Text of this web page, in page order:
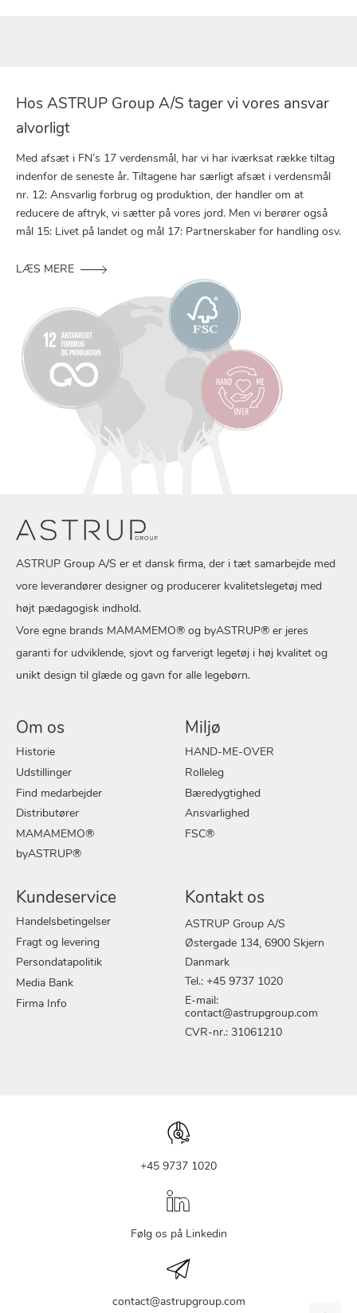
Hos ASTRUP Group A/S tager vi vores ansvar
alvorligt
Med afsæt i FN’s 17 verdensmål, har vi har iværksat række tiltag
indenfor de seneste år. Tiltagene har særligt afsæt i verdensmål
nr. 12: Ansvarlig forbrug og produktion, der handler om at
reducere de aftryk, vi sætter på vores jord. Men vi berører også
mål 15: Livet på landet og mål 17: Partnerskaber for handling osv.
LÆS MERE
ASTRUP Group A/S er et dansk firma, der i tæt samarbejde med
vore leverandører designer og producerer kvalitetslegetøj med
højt pædagogisk indhold.
Vore egne brands MAMAMEMO® og byASTRUP® er jeres
garanti for udviklende, sjovt og farverigt legetøj i høj kvalitet og
unikt design til glæde og gavn for alle legebørn.
Om os
Historie
Udstillinger
Find medarbejder
Distributører
MAMAMEMO®
byASTRUP®
Miljø
HAND-ME-OVER
Rolleleg
Bæredygtighed
Ansvarlighed
FSC®
Kundeservice
Handelsbetingelser
Fragt og levering
Persondatapolitik
Media Bank
Firma Info
Kontakt os
ASTRUP Group A/S
Østergade 134, 6900 Skjern
Danmark
Tel.: +45 9737 1020
E-mail:
contact@astrupgroup.com
CVR-nr.: 31061210
+45 9737 1020
Følg os på Linkedin
contact@astrupgroup.com